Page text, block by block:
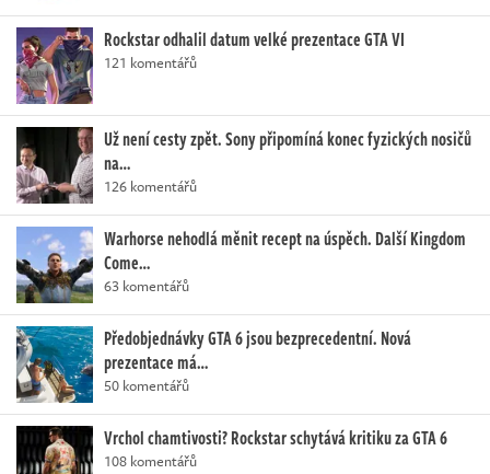
Rockstar odhalil datum velké prezentace GTA VI
121 komentářů
Už není cesty zpět. Sony připomíná konec fyzických nosičů
na…
126 komentářů
Warhorse nehodlá měnit recept na úspěch. Další Kingdom
Come…
63 komentářů
Předobjednávky GTA 6 jsou bezprecedentní. Nová
prezentace má…
50 komentářů
Vrchol chamtivosti? Rockstar schytává kritiku za GTA 6
108 komentářů